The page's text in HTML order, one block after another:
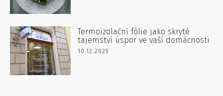
Termoizolační fólie jako skryté
tajemství úspor ve vaší domácnosti
10.12.2025